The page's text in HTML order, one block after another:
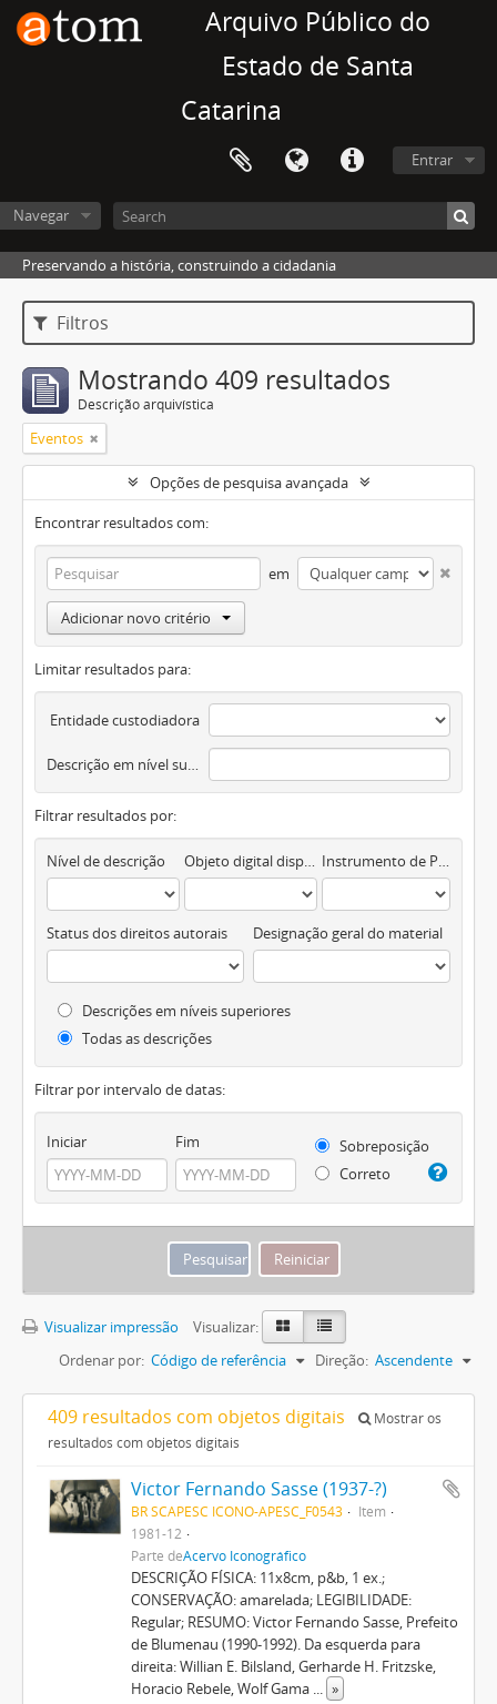
Arquivo Público do
Estado de Santa
Catarina
Entrar
Navegar
Preservando a história, construindo a cidadania
Filtros
Mostrando 409 resultados
Descrição arquivística
Eventos
Opções de pesquisa avançada
Encontrar resultados com:
em
Adicionar novo critério
Limitar resultados para:
Entidade custodiadora
Descrição em nível superior
Filtrar resultados por:
Nível de descrição Objeto digital disponível Instrumento de Pesquisa
Status dos direitos autorais Designação geral do material
Descrições em níveis superiores
Todas as descrições
Filtrar por intervalo de datas:
Iniciar Fim
Sobreposição
Correto
Visualizar impressão
Visualizar:
Ordenar por: Código de referência Direção: Ascendente
409 resultados com objetos digitais
Mostrar os
resultados com objetos digitais
Victor Fernando Sasse (1937-?)
BR SCAPESC ICONO-APESC_F0543
Item
1981-12
Parte deAcervo Iconográfico
DESCRIÇÃO FÍSICA: 11x8cm, p&b, 1 ex.;
CONSERVAÇÃO: amarelada; LEGIBILIDADE:
Regular; RESUMO: Victor Fernando Sasse, Prefeito
de Blumenau (1990-1992). Da esquerda para
direita: Willian E. Bilsland, Gerharde H. Fritzske,
Horacio Rebele, Wolf Gama ... »